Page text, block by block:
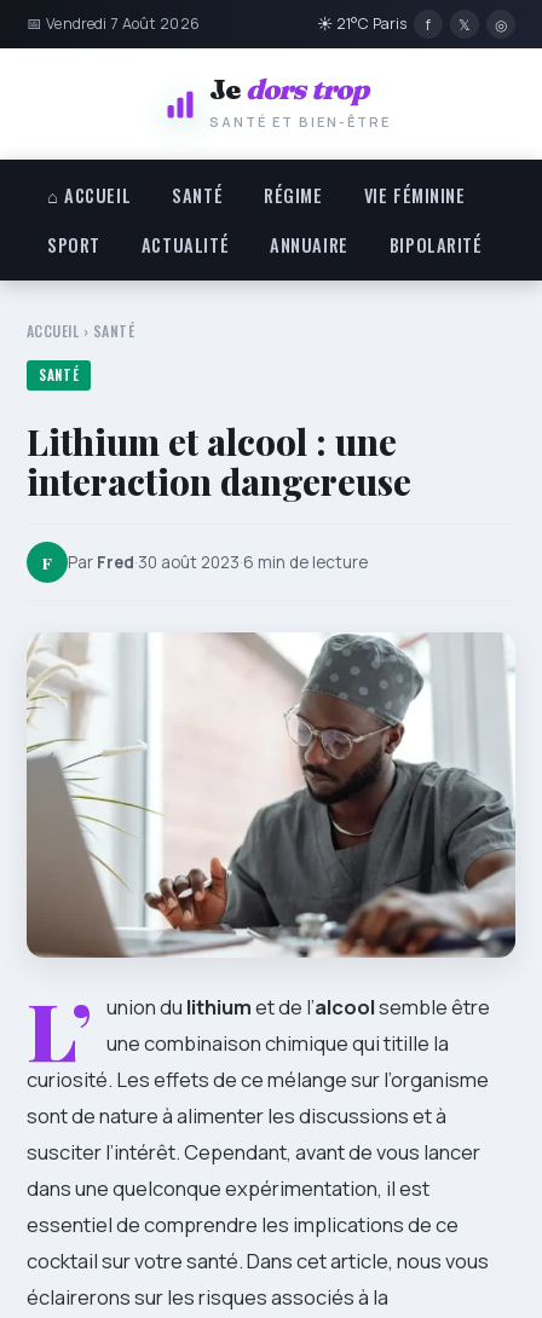
📅 Vendredi 7 Août 2026 ☀ 21°C Paris f 𝕏 ◎
Jedors trop
SANTÉ ET BIEN-ÊTRE
⌂ ACCUEIL SANTÉ RÉGIME
VIE FÉMININE
SPORT
ACTUALITÉ ANNUAIRE BIPOLARITÉ
ACCUEIL › SANTÉ
SANTÉ
Lithium et alcool : une
interaction dangereuse
F Par Fred·30 août 2023·6 min de lecture
L’ union du lithiumet de l’alcoolsemble être
une combinaison chimique qui titille la
curiosité. Les effets de ce mélange sur l’organisme
sont de nature à alimenter les discussions et à
susciter l’intérêt. Cependant, avant de vous lancer
dans une quelconque expérimentation, il est
essentiel de comprendre les implications de ce
cocktail sur votre santé. Dans cet article, nous vous
éclairerons sur les risques associés à la